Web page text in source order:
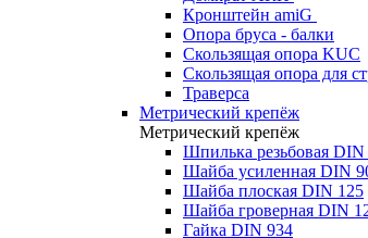
Кронштейн amiG
Опора бруса - балки
Скользящая опора KUC
Скользящая опора для
Траверса
Метрический крепёж
Метрический крепёж
Шпилька резьбовая DIN
Шайба усиленная DIN
Шайба плоская DIN 125
Шайба гроверная DIN
Гайка DIN 934